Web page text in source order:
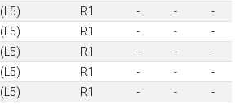
R1 - -
-
R1 - -
-
R1 - -
-
R1 - -
-
R1 - -
-